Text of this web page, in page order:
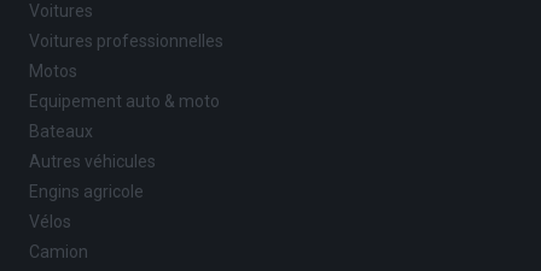
Voitures
Voitures professionnelles
Motos
Equipement auto & moto
Bateaux
Autres véhicules
Engins agricole
Vélos
Camion